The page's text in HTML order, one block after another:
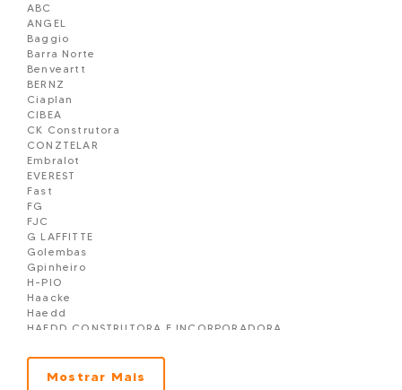
RESIDENCIAL UNION
Sobrado Triplex em Camboriu
Terreno à venda em Camboriú
Unique Residence em Camboriú
Valle Encantado em Camboriú
VENICE
Vila Do Bosque em Camboriú
Vila dos Cedros Residencial em Camboriu
VIVENDAS MONT SAINT MICHEL
ABC
ANGEL
Baggio
Barra Norte
Benveartt
BERNZ
Ciaplan
CIBEA
CK Construtora
CONZTELAR
Embralot
EVEREST
Fast
FG
FJC
G LAFFITTE
Golembas
Gpinheiro
H-PIO
Haacke
Haedd
HAEDD CONSTRUTORA E INCORPORADORA
M3V
Mendes Sibara
Mostrar Mais